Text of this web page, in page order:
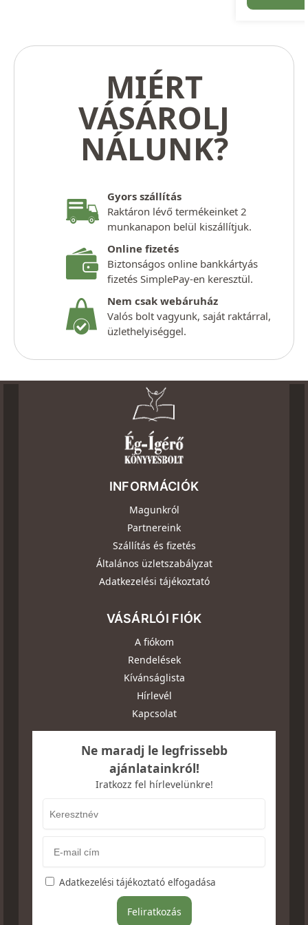
MIÉRT
VÁSÁROLJ
NÁLUNK?
Gyors szállítás
Raktáron lévő termékeinket 2
munkanapon belül kiszállítjuk.
Online fizetés
Biztonságos online bankkártyás
fizetés SimplePay-en keresztül.
Nem csak webáruház
Valós bolt vagyunk, saját raktárral,
üzlethelyiséggel.
INFORMÁCIÓK
Magunkról
Partnereink
Szállítás és fizetés
Általános üzletszabályzat
Adatkezelési tájékoztató
VÁSÁRLÓI FIÓK
A fiókom
Rendelések
Kívánságlista
Hírlevél
Kapcsolat
Ne maradj le legfrissebb
ajánlatainkról!
Iratkozz fel hírlevelünkre!
Adatkezelési tájékoztató elfogadása